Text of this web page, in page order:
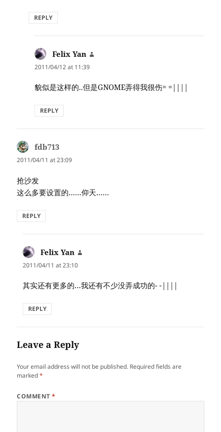
REPLY
Felix Yan
2011/04/12 at 11:39
貌似是这样的..但是GNOME弄得我很伤= =||||
REPLY
fdb713
2011/04/11 at 23:09
抢沙发
这么多要设置的……仰天……
REPLY
Felix Yan
2011/04/11 at 23:10
其实还有更多的…我还有不少没弄成功的- -||||
REPLY
Leave a Reply
Your email address will not be published. Required fields are
marked*
COMMENT*